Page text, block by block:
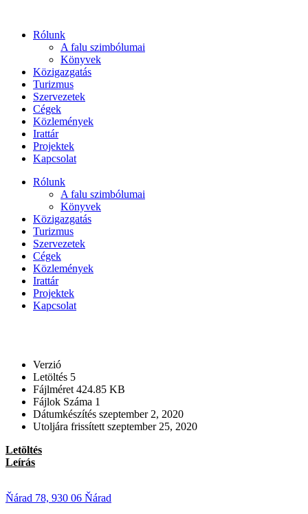
tartalomhoz
Rólunk
A falu szimbólumai
Könyvek
Közigazgatás
Turizmus
Szervezetek
Cégek
Közlemények
Irattár
Projektek
Kapcsolat
Rólunk
A falu szimbólumai
Könyvek
Közigazgatás
Turizmus
Szervezetek
Cégek
Közlemények
Irattár
Projektek
Kapcsolat
Verzió
Letöltés 5
Fájlméret 424.85 KB
Fájlok Száma 1
Dátumkészítés szeptember 2, 2020
Utoljára frissített szeptember 25, 2020
Letöltés
Leírás
Ňárad 78, 930 06 Ňárad